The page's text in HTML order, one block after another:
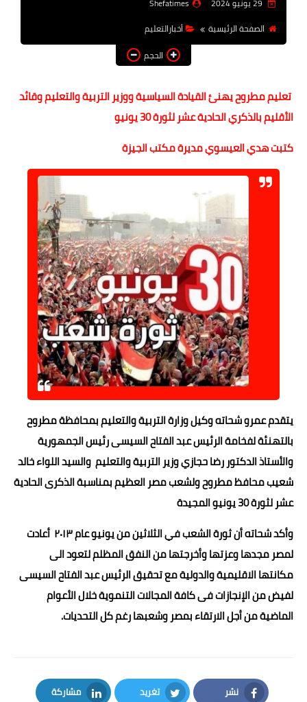
الطب البديل
منوعات
خدمات
عاجل
اخبار فنيه
الصحه
الطقس
معلومه قانونيه
تكنولوجيا المعلومات
حوادث وقضايا
خدمات
الصحه والجمال
فن المطبخ
مقالات
الصفحة الرئيسية
أخبارالتعليم
الحجم
تعليم مطروح يهنئ القيادة السياسية ووزير التربية والتعليم وقائد
الأقليم بالذكري الحادية عشر لثورة 30 يونيو
كتبت هدي العيسوي مديرة مكتب الجيزة
يتقدم عمرو شحاته وكيل وزارة التربية والتعليم بمحافظة مطروح
بالتهنئة لفخامة الرئيس عبد الفتاح السيسى رئيس الجمهورية
والأستاذ الدكتور رضا حجازي وزير التربية والتعليم والسيد اللواء خالد
شعيب محافظ مطروح ولشعب مصر العظيم بمناسبة الذكرى الحادية
عشر لثورة 30 يونيو المجيدة
وأكد شحاته أن ثورة الشعب في الثلاثين من يونيو عام ٢٠١٣ أعادت
لمصر مجدها وعزتها وأخرجتها من النفق المظلم لتعود الى
مكانتها الاقليمية والدولية مع تحقيق الرئيس عبد الفتاح السيسى
لفيض من الإنجازات فى كافة المجالات التنموية خلال الأعوام
الماضية من أجل الارتقاء بمصر وشعبها رغم كل التحديات.
نشر تغريد مشاركة